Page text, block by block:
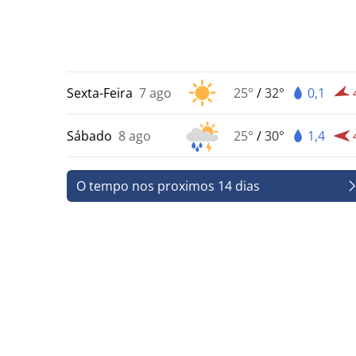
Sexta-Feira 7 ago 25° /32° 0,1
Sábado 8 ago 25° /30° 1,4
O tempo nos proximos 14 dias